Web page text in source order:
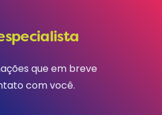
que em breve
com você.